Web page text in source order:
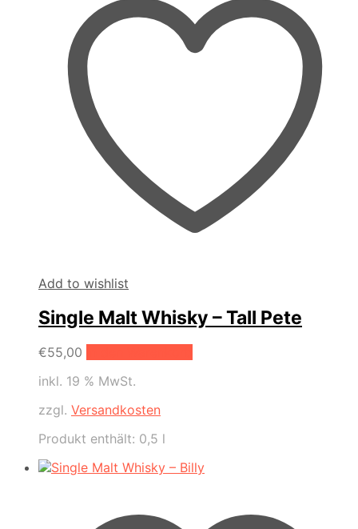
Add to wishlist
Single Malt Whisky – Tall Pete
€55,00
inkl. 19 % MwSt.
zzgl. Versandkosten
Produkt enthält: 0,5 l